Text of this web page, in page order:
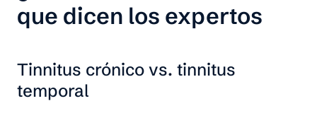
que dicen los expertos
Tinnitus crónico vs. tinnitus
temporal